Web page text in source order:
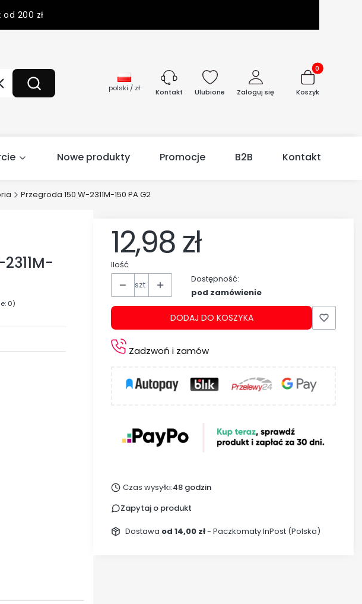
200 zł
Szukaj polski / zł Kontakt Ulubione Zaloguj się
Produkty w
Koszyk
Nowe produkty Promocje B2B Kontakt
Przegroda 150 W-2311M-150 PA G2
0)
12,98 zł
Ilość
szt
Dostępność:
pod zamówienie
DODAJ DO KOSZYKA
Zadzwoń i zamów
Czas wysyłki:48 godzin
Zapytaj o produkt
Dostawa od 14,00 zł- Paczkomaty InPost (Polska)